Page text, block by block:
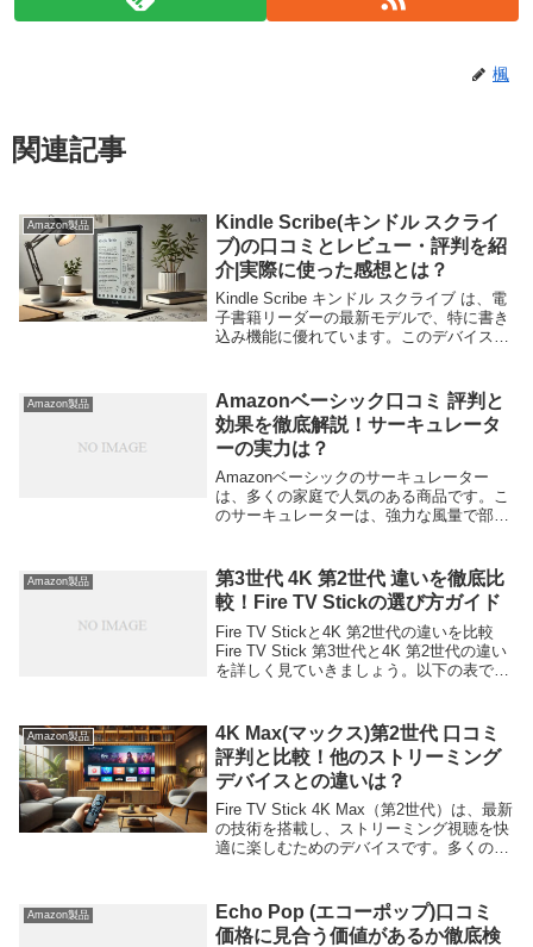
楓
関連記事
Amazon製品
Kindle Scribe(キンドル スクライ
ブ)の口コミとレビュー・評判を紹
介|実際に使った感想とは？
Kindle Scribe キンドル スクライブ は、電
子書籍リーダーの最新モデルで、特に書き
込み機能に優れています。このデバイス
的に向上させます。良い口コミ:「画...
Amazon製品
Amazonベーシック口コミ 評判と
効果を徹底解説！サーキュレータ
ーの実力は？
Amazonベーシックのサーキュレーター
は、多くの家庭で人気のある商品です。こ
のサーキュレーターは、強力な風量で部屋
音設計で夜間でも快適に使用できる点が大
きな魅力で...
Amazon製品
第3世代 4K 第2世代 違いを徹底比
較！Fire TV Stickの選び方ガイド
Fire TV Stickと4K 第2世代の違いを比較
Fire TV Stick 第3世代と4K 第2世代の違い
を詳しく見ていきましょう。以下の表で主
Stic...
Amazon製品
4K Max(マックス)第2世代 口コミ
評判と比較！他のストリーミング
デバイスとの違いは？
Fire TV Stick 4K Max（第2世代）は、最新
の技術を搭載し、ストリーミング視聴を快
適に楽しむためのデバイスです。多くのユ
紹介し、その詳細について記事...
Amazon製品
Echo Pop (エコーポップ)口コミ
価格に見合う価値があるか徹底検